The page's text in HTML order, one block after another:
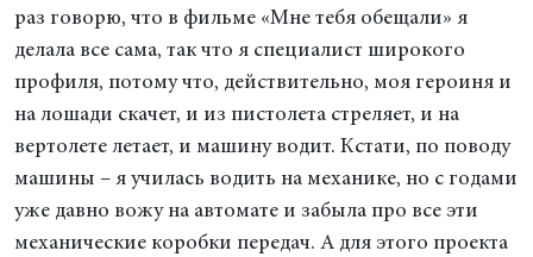
раз говорю, что в фильме «Мне тебя обещали» я
делала все сама, так что я специалист широкого
профиля, потому что, действительно, моя героиня и
на лошади скачет, и из пистолета стреляет, и на
вертолете летает, и машину водит. Кстати, по поводу
машины – я училась водить на механике, но с годами
уже давно вожу на автомате и забыла про все эти
механические коробки передач. А для этого проекта